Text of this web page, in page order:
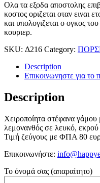
Ολα τα εξοδα αποστολης
κοστος οριζεται οταν ειναι
και υπολογιζεται ο ογκος
κουριερ.
SKU: Δ216 Category:
Description
Επικοινωνηστε για το
Description
Χειροποίητα στέφανα
λεμονανθός σε λευκό,
Τιμή ζεύγους με ΦΠΑ 80
Επικοινωνήστε:
Το όνομά σας (απαραίτητο)